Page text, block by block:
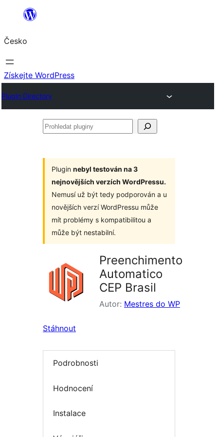
Přeskočit
obsah
Česko
Získejte WordPress
Plugin Directory
Prohledat
Plugin nebyl testován na 3
nejnovějších verzích WordPressu.
Nemusí už být tedy podporován a u
novějších verzí WordPressu může
mít problémy s kompatibilitou a
může být nestabilní.
Preenchimento
Automatico
CEP Brasil
Autor: Mestres do WP
Stáhnout
Podrobnosti
Hodnocení
Instalace